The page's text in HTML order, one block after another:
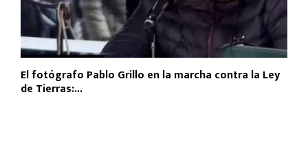
El fotógrafo Pablo Grillo en la marcha contra la Ley
de Tierras:...